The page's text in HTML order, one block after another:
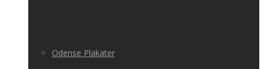
Odense Plakater